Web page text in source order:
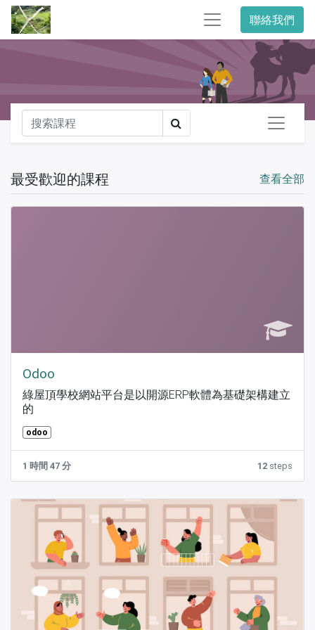
聯絡我們
查看全部
最受歡迎的課程
Odoo
綠屋頂學校網站平台是以開源ERP軟體為基礎架構建立
的
odoo
1 時間 47 分 12 steps